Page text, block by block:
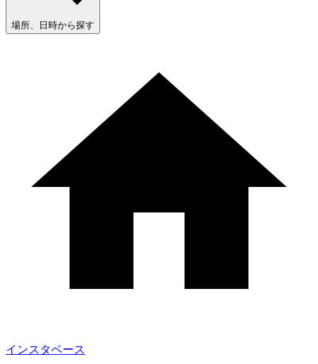
場所、日時から探す
インスタベース